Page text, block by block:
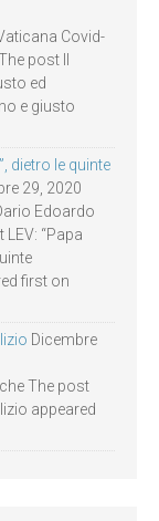
Covid-
post Il
ed
e giusto
dietro le quinte
29, 2020
Edoardo
“Papa
first on
Dicembre
The post
appeared